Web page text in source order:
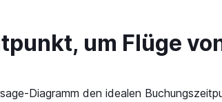
um Flüge
Diagramm den idealen